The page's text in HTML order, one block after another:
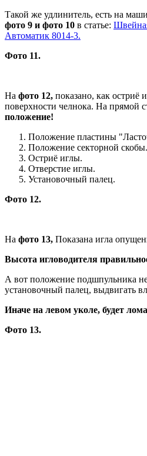
Такой же удлинитель, есть на
фото 9 и фото 10 в статье:
Автоматик 8014-3.
Фото 11.
На фото 12, показано, как остриё
поверхности челнока. На прямой
положение!
Положение пластины
Положение секторной скобы.
Остриё иглы.
Отверстие иглы.
Установочный палец.
Фото 12.
На фото 13, Показана игла
Высота игловодителя
А вот положение подшпульника
установочный палец, выдвигать
Иначе на левом уколе, будет
Фото 13.